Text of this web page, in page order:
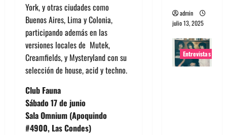
York, y otras ciudades como
Buenos Aires, Lima y Colonia,
participando además en las
versiones locales de Mutek,
Creamfields, y Mysteryland con su
selección de house, acid y techno.
Club Fauna
Sábado 17 de junio
Sala Omnium (Apoquindo
#4900, Las Condes)
admin
julio 13, 2025
Entrevistas